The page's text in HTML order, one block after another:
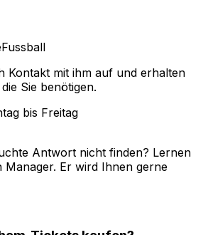
Kontakt mit ihm auf und erhalten
Sie benötigen.
bis Freitag
Antwort nicht finden? Lernen
Manager. Er wird Ihnen gerne